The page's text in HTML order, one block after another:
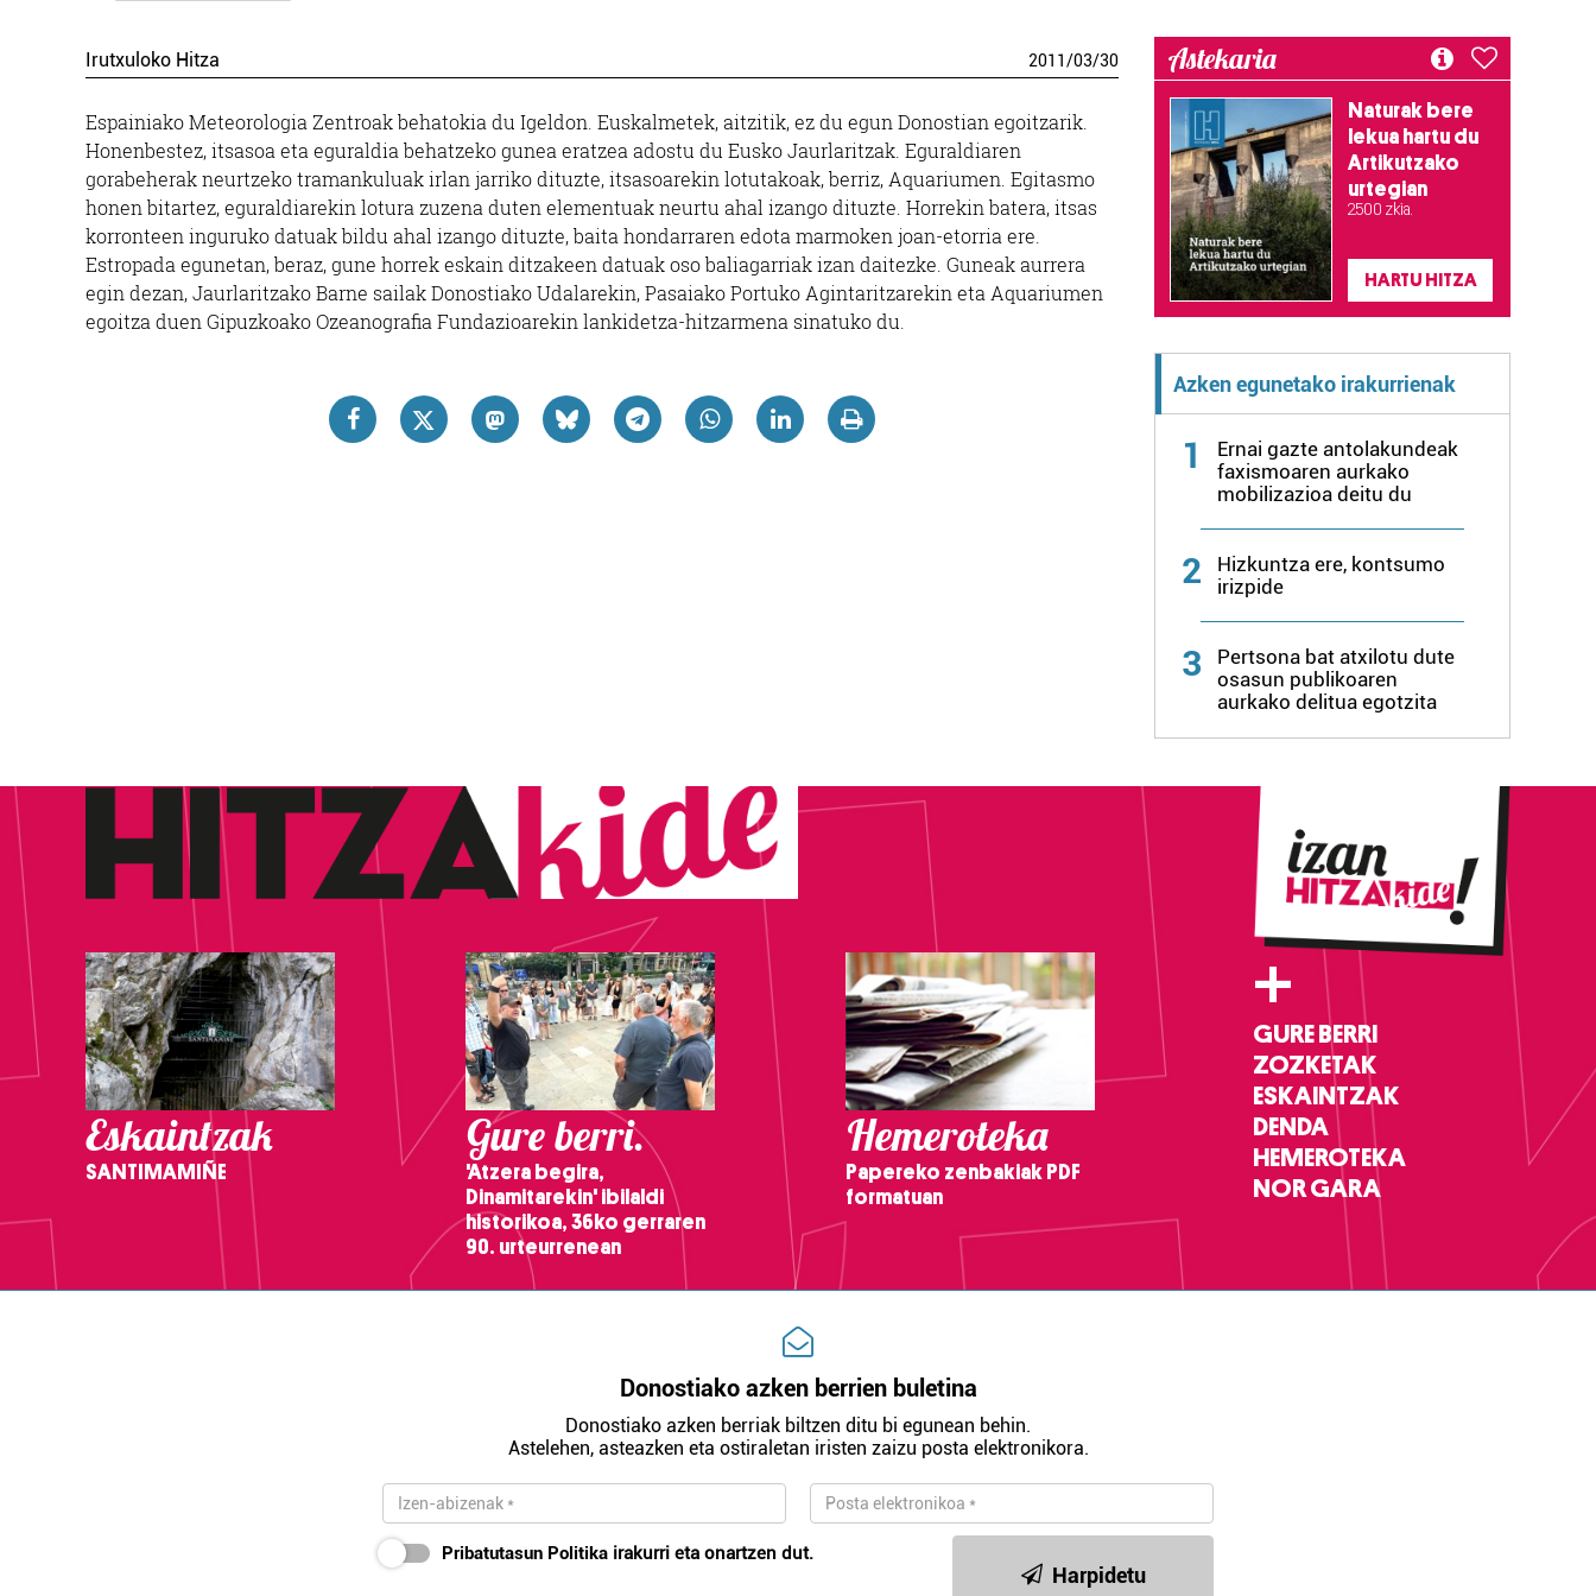
Irutxuloko Hitza 2011/03/30
Espainiako Meteorologia Zentroak behatokia du Igeldon. Euskalmetek, aitzitik, ez du egun Donostian egoitzarik.
Honenbestez, itsasoa eta eguraldia behatzeko gunea eratzea adostu du Eusko Jaurlaritzak. Eguraldiaren
gorabeherak neurtzeko tramankuluak irlan jarriko dituzte, itsasoarekin lotutakoak, berriz, Aquariumen. Egitasmo
honen bitartez, eguraldiarekin lotura zuzena duten elementuak neurtu ahal izango dituzte. Horrekin batera, itsas
korronteen inguruko datuak bildu ahal izango dituzte, baita hondarraren edota marmoken joan-etorria ere.
Estropada egunetan, beraz, gune horrek eskain ditzakeen datuak oso baliagarriak izan daitezke. Guneak aurrera
egin dezan, Jaurlaritzako Barne sailak Donostiako Udalarekin, Pasaiako Portuko Agintaritzarekin eta Aquariumen
egoitza duen Gipuzkoako Ozeanografia Fundazioarekin lankidetza-hitzarmena sinatuko du.
Astekaria
Naturak bere
lekua hartu du
Artikutzako
urtegian
2.500 zkia.
HARTU HITZA
Azken egunetako irakurrienak
1
Ernai gazte antolakundeak
faxismoaren aurkako
mobilizazioa deitu du
2
Hizkuntza ere, kontsumo
irizpide
3
Pertsona bat atxilotu dute
osasun publikoaren
aurkako delitua egotzita
Eskaintzak
SANTIMAMIÑE
Gure berri.
'Atzera begira,
Dinamitarekin' ibilaldi
historikoa, 36ko gerraren
90. urteurrenean
Hemeroteka
Papereko zenbakiak PDF
formatuan
+
GURE BERRI
ZOZKETAK
ESKAINTZAK
DENDA
HEMEROTEKA
NOR GARA
Donostiako azken berrien buletina
Donostiako azken berriak biltzen ditu bi egunean behin.
Astelehen, asteazken eta ostiraletan iristen zaizu posta elektronikora.
Pribatutasun Politika irakurri eta onartzen dut.
Harpidetu